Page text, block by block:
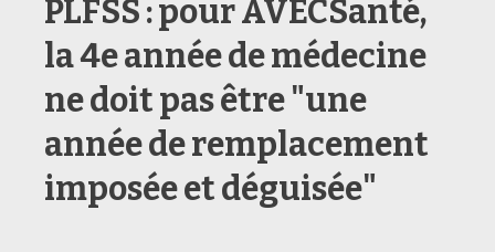
PLFSS : pour AVECSanté,
la 4e année de médecine
ne doit pas être "une
année de remplacement
imposée et déguisée"